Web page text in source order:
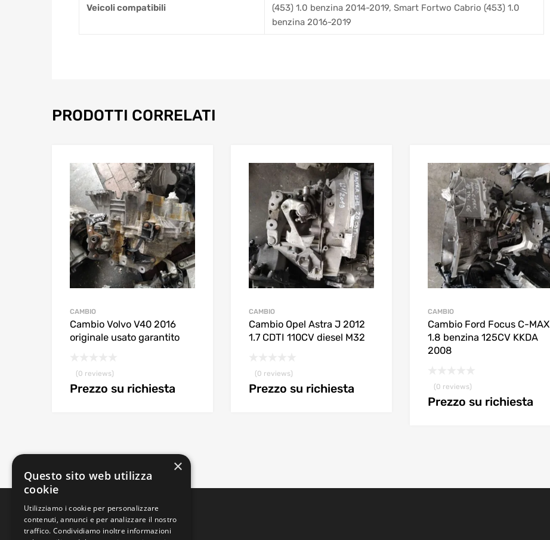
Veicoli compatibili
(453) 1.0 benzina 2014-2019, Smart Fortwo Cabrio (453) 1.0
benzina 2016-2019
PRODOTTI CORRELATI
CAMBIO
Cambio Volvo V40 2016
originale usato garantito
(0 reviews)
Prezzo su richiesta
CAMBIO
Cambio Opel Astra J 2012
1.7 CDTI 110CV diesel M32
(0 reviews)
Prezzo su richiesta
CAMBIO
Cambio Ford Focus C-MAX
1.8 benzina 125CV KKDA
2008
(0 reviews)
Prezzo su richiesta
×
Questo sito web utilizza
cookie
Utilizziamo i cookie per personalizzare
contenuti, annunci e per analizzare il nostro
traffico. Condividiamo inoltre informazioni